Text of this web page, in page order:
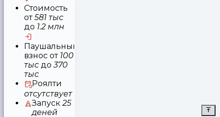
Стоимость
от581 тыс
до 1.2 млн
Паушальный
взнос от 100
тыс до370
тыс
Роялти
отсутствует
Запуск25
деней